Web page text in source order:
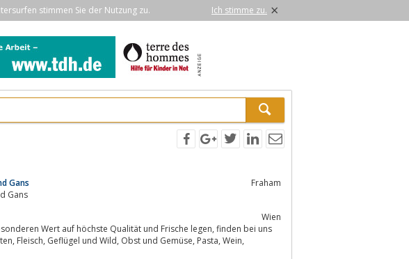
stimmen Sie der Nutzung zu. Ich stimme zu. ×
Gans
Fraham
Pute, Huhn und Gans
Wien
Wein,